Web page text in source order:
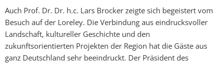
Auch Prof. Dr. Dr. h.c. Lars Brocker zeigte sich begeistert vom
Besuch auf der Loreley. Die Verbindung aus eindrucksvoller
Landschaft, kultureller Geschichte und den
zukunftsorientierten Projekten der Region hat die Gäste aus
ganz Deutschland sehr beeindruckt. Der Präsident des